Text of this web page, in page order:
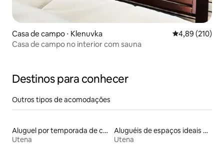
Casa de campo ⋅ Klenuvka 4,89 de uma
4,89 (210)
Casa de campo no interior com sauna
Destinos para conhecer
Outros tipos de acomodações
Aluguel por temporada de casas de hóspedes
Utena
Aluguéis de espaços ideais para famílias
Utena